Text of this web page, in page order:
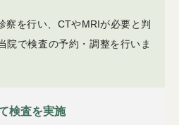
察を行い、CTやMRIが必要と判
院で検査の予約・調整を行いま
検査を実施